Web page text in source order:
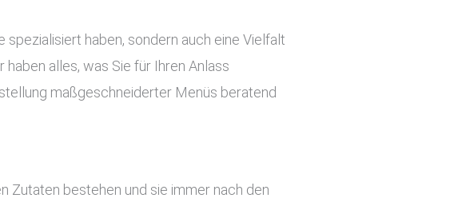
spezialisiert haben, sondern auch eine Vielfalt
alles, was Sie für Ihren Anlass
maßgeschneiderter Menüs beratend
Zutaten bestehen und sie immer nach den